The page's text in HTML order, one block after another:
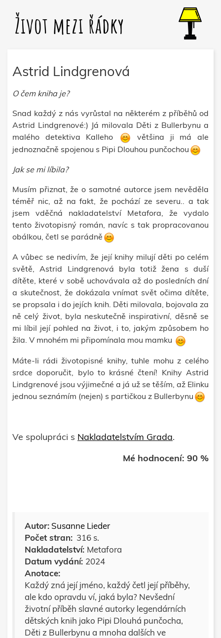
Život mezi řádky
Astrid Lindgrenová
O čem kniha je?
Snad každý z nás vyrůstal na některém z příběhů od
Astrid Lindgrenové:) Já milovala Děti z Bullerbynu a
malého detektiva Kalleho
většina ji má ale
jednoznačně spojenou s Pipi Dlouhou punčochou
Jak se mi líbila?
Musím přiznat, že o samotné autorce jsem nevěděla
téměř nic, až na fakt, že pochází ze severu.. a tak
jsem vděčná nakladatelství Metafora, že vydalo
tento životopisný román, navíc s tak propracovanou
obálkou, četl se parádně
A vůbec se nedivím, že její knihy milují děti po celém
světě, Astrid Lindgrenová byla totiž žena s duší
dítěte, které v sobě uchovávala až do posledních dní
a skutečnost, že dokázala vnímat svět očima dítěte,
se propsala i do jejích knih. Děti milovala, bojovala za
ně celý život, byla neskutečně inspirativní, děsně se
mi líbil její pohled na život, i to, jakým způsobem ho
žila. V mnohém mi připomínala mou mamku
Máte-li rádi životopisné knihy, tuhle mohu z celého
srdce doporučit, bylo to krásné čtení! Knihy Astrid
Lindgrenové jsou výjimečné a já už se těším, až Elinku
jednou seznámím (nejen) s partičkou z Bullerbynu
Ve spolupráci s Nakladatelstvím Grada.
Mé hodnocení: 90 %
Autor: Susanne Lieder
Počet stran: 316 s.
Nakladatelství: Metafora
Datum vydání: 2024
Anotace:
Každý zná její jméno, každý četl její příběhy,
ale kdo opravdu ví, jaká byla? Nevšední
životní příběh slavné autorky legendárních
dětských knih jako Pipi Dlouhá punčocha,
Děti z Bullerbynu a mnoha dalších ve